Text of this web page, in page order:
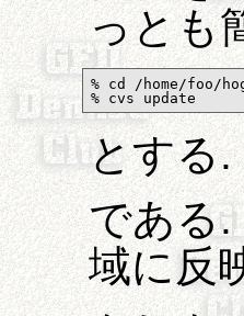
っとも
% cd /home/foo/
% cvs update
とする.
である.
域に反